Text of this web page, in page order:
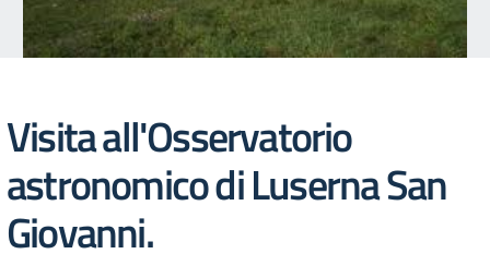
Visita all'Osservatorio
astronomico di Luserna San
Giovanni.